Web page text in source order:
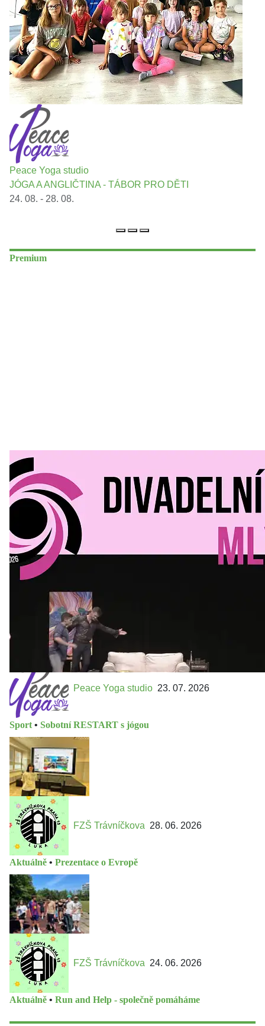
Peace Yoga studio
JÓGA A ANGLIČTINA - TÁBOR PRO DĚTI
24. 08. - 28. 08.
Premium
Divadelní Mlýn 30. 07. 2026
Kultura a volný čas
Divadelní mlýn. 15. až 18. října KD
MLEJN. Vstupenky již v prodeji.
Přijďte na přátelský festival divadla a inspirace 15. až 18.
října 2026 Vstupenky již v prodeji na GOOUT -
https://divadelnimlyn.cz/vstupenky Představ si čtyři dny
Peace Yoga studio 23. 07. 2026
Sport • Sobotní RESTART s jógou
FZŠ Trávníčkova 28. 06. 2026
Aktuálně • Prezentace o Evropě
FZŠ Trávníčkova 24. 06. 2026
Aktuálně • Run and Help - společně pomáháme